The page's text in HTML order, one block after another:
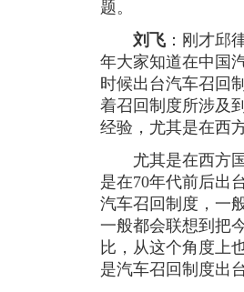
题。
刘飞 ：刚才邱
年大家知道在中国
时候出台汽车召回
着召回制度所涉及
经验，尤其是在西
尤其是在西方国
是在70年代前后出
汽车召回制度，一
一般都会联想到把
比，从这个角度上
是汽车召回制度出